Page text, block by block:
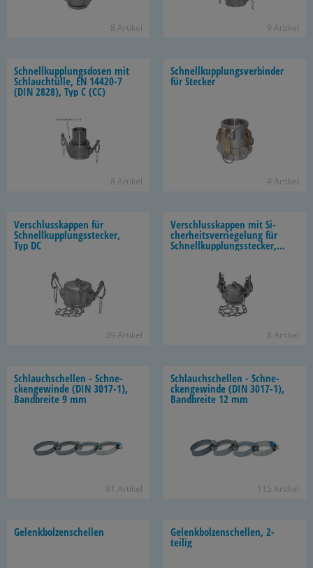
8 Ar­ti­kel 9 Ar­ti­kel
Schnell­kupp­lungs­do­sen mit
Schlauch­tül­le, EN 14420-​7
(DIN 2828), Typ C (CC)
8 Ar­ti­kel
Schnell­kupp­lungs­ver­bin­der
für Ste­cker
4 Ar­ti­kel
Ver­schluss­kap­pen für
Schnell­kupp­lungs­ste­cker,
Typ DC
39 Ar­ti­kel
Ver­schluss­kap­pen mit Si­
cher­heits­ver­rie­ge­lung für
Schnell­kupp­lungs­ste­cker,
8 Ar­ti­kel
Schlauch­schel­len - Schne­
cken­ge­win­de (DIN 3017-​1),
Band­brei­te 9 mm
81 Ar­ti­kel
Schlauch­schel­len - Schne­
cken­ge­win­de (DIN 3017-​1),
Band­brei­te 12 mm
115 Ar­ti­kel
Ge­lenk­bol­zen­schel­len Ge­lenk­bol­zen­schel­len, 2-​
teilig